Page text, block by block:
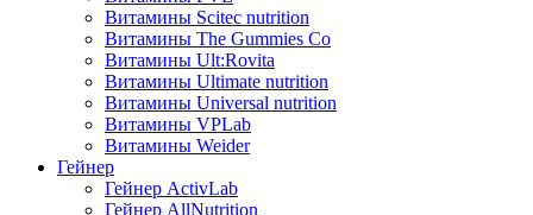
Витамины Scitec nutrition
Витамины The Gummies Co
Витамины Ult:Rovita
Витамины Ultimate nutrition
Витамины Universal nutrition
Витамины VPLab
Витамины Weider
Гейнер
Гейнер ActivLab
Гейнер AllNutrition